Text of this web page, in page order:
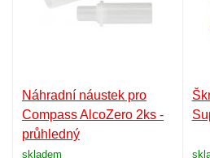
Náhradní náustek pro
Compass AlcoZero 2ks -
průhledný
skladem